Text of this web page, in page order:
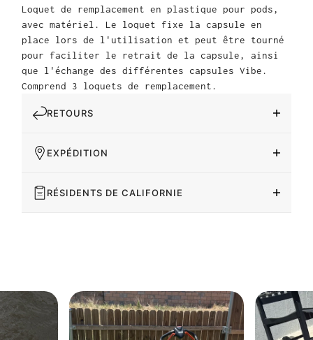
Loquet de remplacement en plastique pour pods,
avec matériel. Le loquet fixe la capsule en
place lors de l'utilisation et peut être tourné
pour faciliter le retrait de la capsule, ainsi
que l'échange des différentes capsules Vibe.
Comprend 3 loquets de remplacement.
RETOURS
EXPÉDITION
RÉSIDENTS DE CALIFORNIE